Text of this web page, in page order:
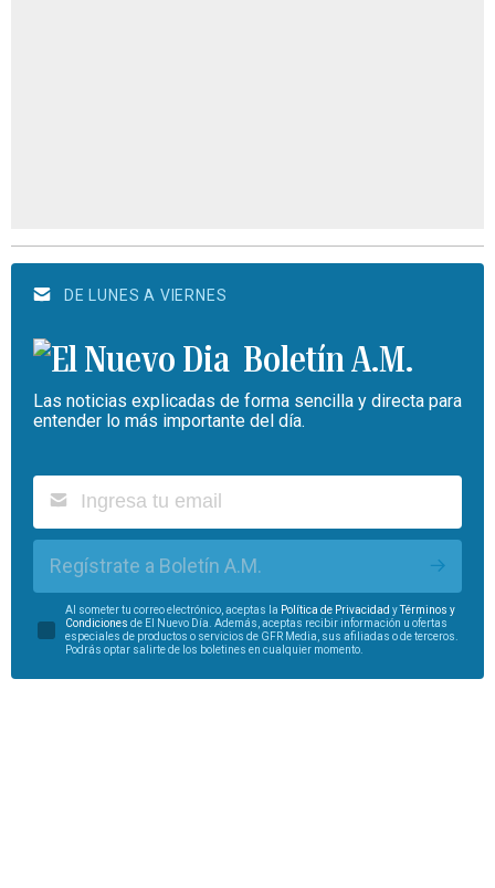
DE LUNES A VIERNES
Boletín A.M.
Las noticias explicadas de forma sencilla y directa para
entender lo más importante del día.
Regístrate a Boletín A.M.
Al someter tu correo electrónico, aceptas la Política de Privacidad yTérminos y
Condiciones de El Nuevo Día. Además, aceptas recibir información u ofertas
especiales de productos o servicios de GFR Media, sus afiliadas o de terceros.
Podrás optar salirte de los boletines en cualquier momento.